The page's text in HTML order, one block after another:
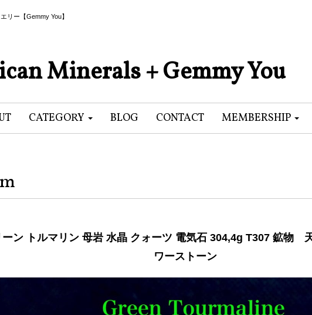
リー【Gemmy You】
Minerals + Gemmy You
CATEGORY BLOG CONTACT MEMBERSHIP
ーン トルマリン 母岩 水晶 クォーツ 電気石 304,4g T307 鉱
ワーストーン